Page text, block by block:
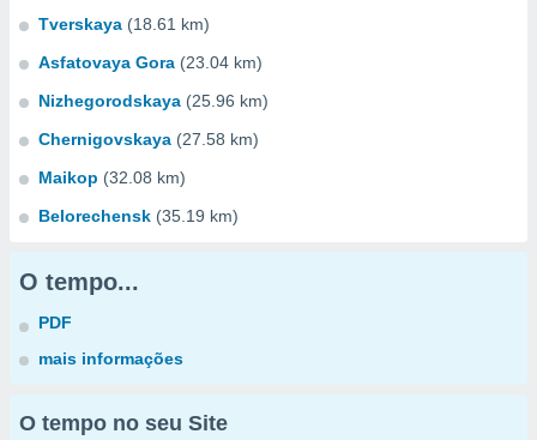
Tverskaya (18.61 km)
Asfatovaya Gora (23.04 km)
Nizhegorodskaya (25.96 km)
Chernigovskaya (27.58 km)
Maikop (32.08 km)
Belorechensk (35.19 km)
O tempo...
PDF
mais informações
O tempo no seu Site